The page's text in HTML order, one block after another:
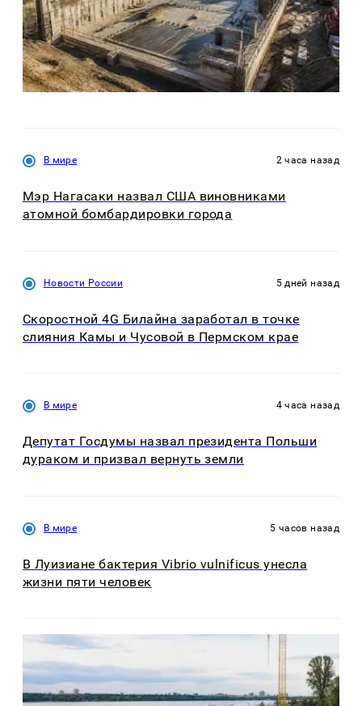
В мире 2 часа назад
Мэр Нагасаки назвал США виновниками
атомной бомбардировки города
Новости России 5 дней назад
Скоростной 4G Билайна заработал в точке
слияния Камы и Чусовой в Пермском крае
В мире 4 часа назад
Депутат Госдумы назвал президента Польши
дураком и призвал вернуть земли
В мире 5 часов назад
В Луизиане бактерия Vibrio vulnificus унесла
жизни пяти человек